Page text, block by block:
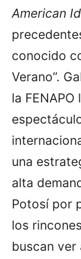
American
conocido
Verano”.
la
una
alta
Potosí por
los
buscan ver